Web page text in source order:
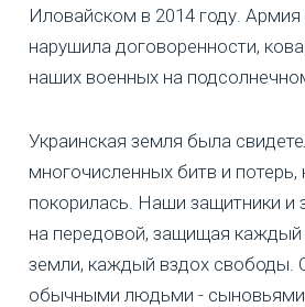
Иловайском в 2014 году. Армия
нарушила договоренности,
наших военных на
Украинская земля была
многочисленных битв и потерь,
покорилась. Наши защитники и
на передовой, защищая
земли, каждый вздох свободы.
обычными людьми - сыновьями